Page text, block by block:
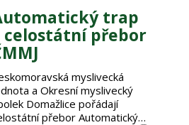
Podrobné výsledky najdete
Soubory …
trap
celostátní přebor
myslivecká
a Okresní myslivecký
Domažlice pořádají
přebor Automatický